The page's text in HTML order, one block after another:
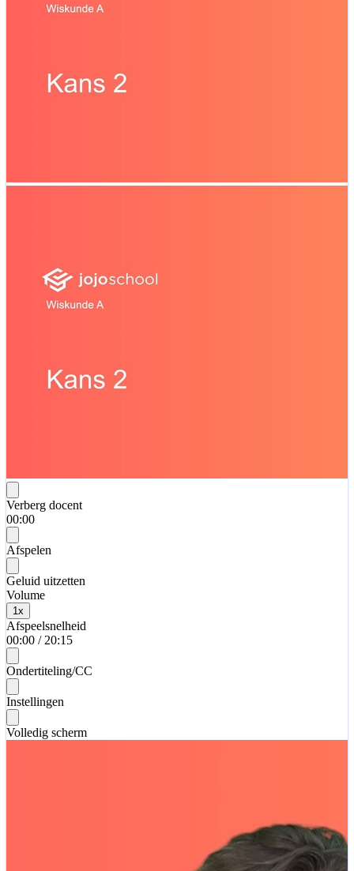
Verberg docent
00:00
Afspelen
Geluid uitzetten
Volume
1x
Afspeelsnelheid
00:00 / 20:15
Ondertiteling/CC
Instellingen
Volledig scherm